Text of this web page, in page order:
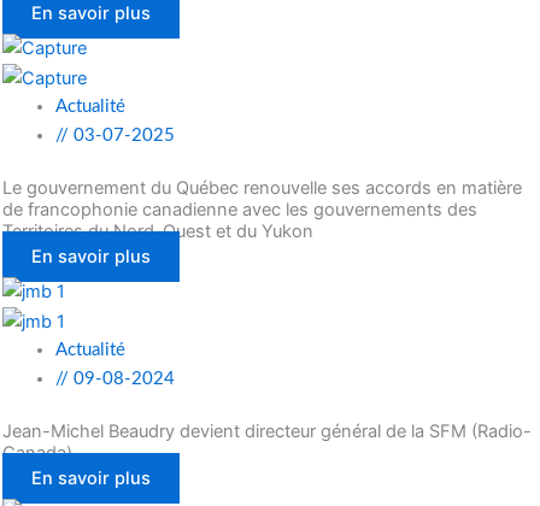
En savoir plus
Actualité
// 03-07-2025
Le gouvernement du Québec renouvelle ses accords en matière
de francophonie canadienne avec les gouvernements des
Territoires du Nord-Ouest et du Yukon
En savoir plus
Actualité
// 09-08-2024
Jean-Michel Beaudry devient directeur général de la SFM (Radio-
Canada)
En savoir plus